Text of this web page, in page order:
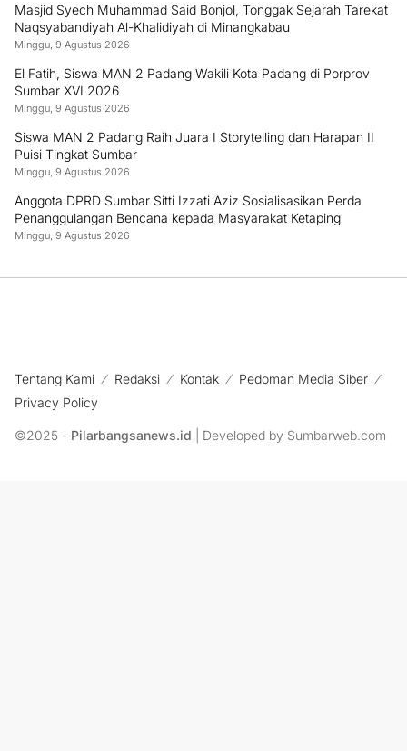
Masjid Syech Muhammad Said Bonjol, Tonggak Sejarah Tarekat
Naqsyabandiyah Al-Khalidiyah di Minangkabau
Minggu, 9 Agustus 2026
El Fatih, Siswa MAN 2 Padang Wakili Kota Padang di Porprov
Sumbar XVI 2026
Minggu, 9 Agustus 2026
Siswa MAN 2 Padang Raih Juara I Storytelling dan Harapan II
Puisi Tingkat Sumbar
Minggu, 9 Agustus 2026
Anggota DPRD Sumbar Sitti Izzati Aziz Sosialisasikan Perda
Penanggulangan Bencana kepada Masyarakat Ketaping
Minggu, 9 Agustus 2026
Tentang Kami Redaksi Kontak
Pedoman Media Siber
Privacy Policy
©2025 - Pilarbangsanews.id | Developed by Sumbarweb.com